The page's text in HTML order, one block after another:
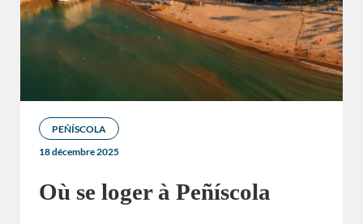
PEÑÍSCOLA
18 décembre 2025
Où se loger à Peñíscola